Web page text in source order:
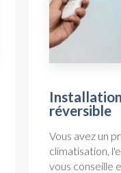
réversible
Vous avez un
climatisation,
vous conseille